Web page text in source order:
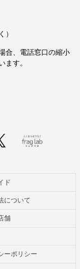
）
合、電話窓口の縮小
ます。
ド
について
舗
ーポリシー